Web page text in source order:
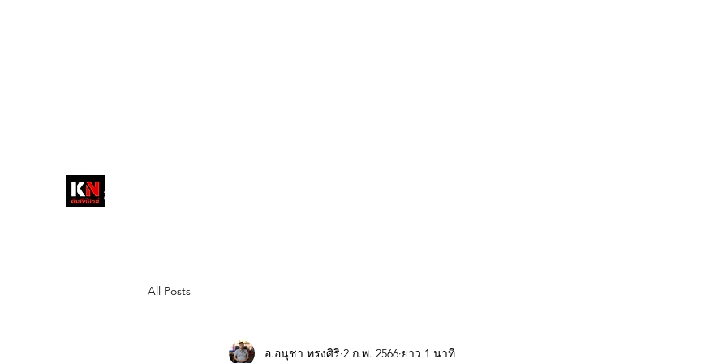
วส์
สื่อลึกวงการสงฆ์ เจาะตรงพระเครื่อง
All Posts
อ.อนุชา ทรงศิริ 2 ก.พ. 2566 ยาว 1 นาที